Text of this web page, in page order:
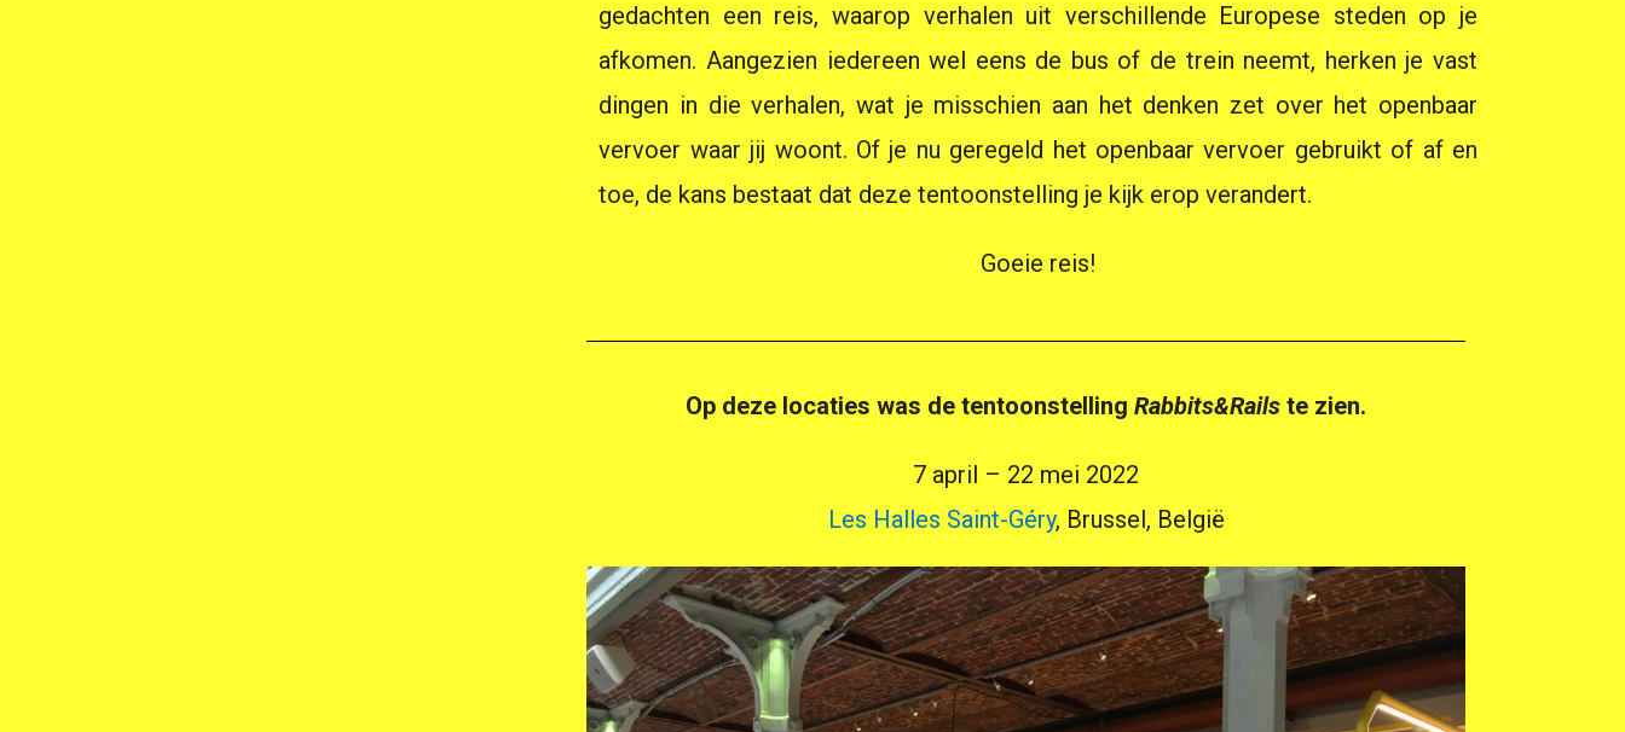
gedachten een reis, waarop verhalen uit verschillende Europese steden op je
afkomen. Aangezien iedereen wel eens de bus of de trein neemt, herken je vast
dingen in die verhalen, wat je misschien aan het denken zet over het openbaar
vervoer waar jij woont. Of je nu geregeld het openbaar vervoer gebruikt of af en
toe, de kans bestaat dat deze tentoonstelling je kijk erop verandert.
Goeie reis!
Op deze locaties was de tentoonstellingRabbits&Rails te zien.
7 april – 22 mei 2022
Les Halles Saint-Géry, Brussel, België